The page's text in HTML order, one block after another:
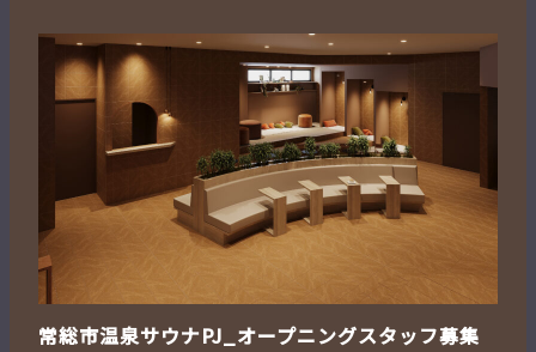
常総市温泉サウナPJ_オープニングスタッフ募集